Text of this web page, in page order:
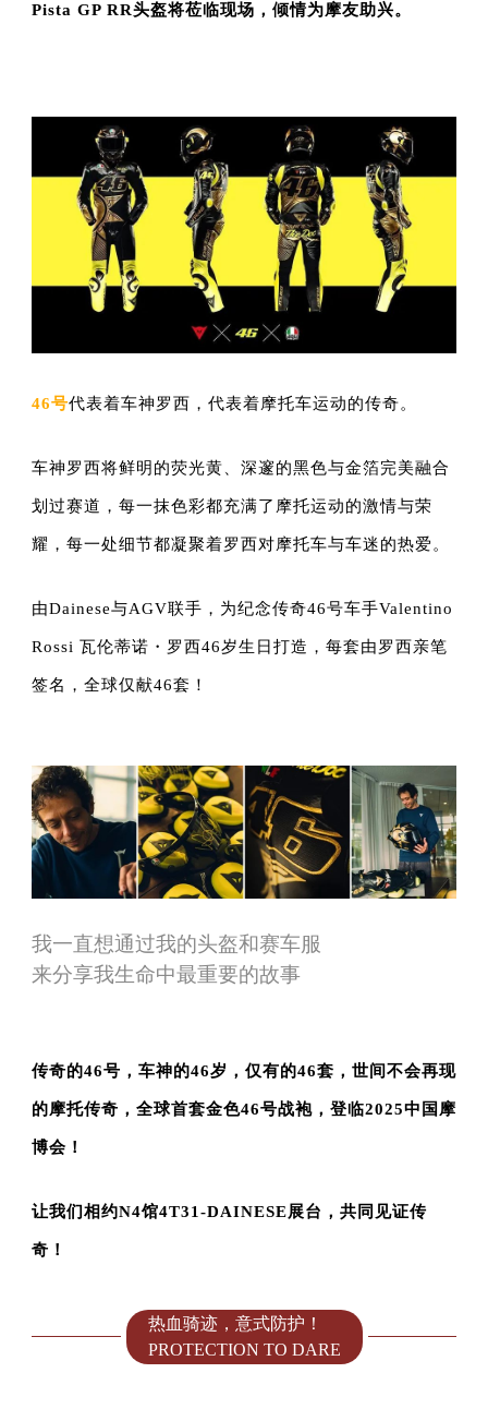
Pista GP RR头盔将莅临现场，倾情为摩友助兴。
46号代表着车神罗西，代表着摩托车运动的传奇。
车神罗西将鲜明的荧光黄、深邃的黑色与金箔完美融合
划过赛道，每一抹色彩都充满了摩托运动的激情与荣
耀，每一处细节都凝聚着罗西对摩托车与车迷的热爱。
由Dainese与AGV联手，为纪念传奇46号车手Valentino
Rossi 瓦伦蒂诺・罗西46岁生日打造，每套由罗西亲笔
签名，全球仅献46套！
我一直想通过我的头盔和赛车服
来分享我生命中最重要的故事
传奇的46号，车神的46岁，仅有的46套，世间不会再现
的摩托传奇，全球首套金色46号战袍，登临2025中国摩
博会！
让我们相约N4馆4T31-DAINESE展台，共同见证传
奇！
热血骑迹，意式防护！
PROTECTION TO DARE